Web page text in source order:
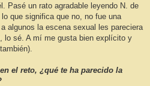
Pasé un rato agradable leyendo N. de
lo que significa que no, no fue una
algunos la escena sexual les pareciera
lo sé. A mí me gusta bien explícito y
el reto, ¿qué te ha parecido la